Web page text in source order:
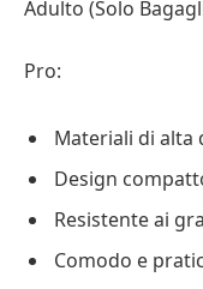
Adulto (Solo
Pro:
Materiali di alta
Design
Resistente ai
Comodo e